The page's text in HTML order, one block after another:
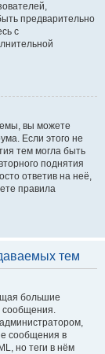
предварительно
с
вы можете
Если этого не
тем могла быть
поднятия
ответив на неё,
правила
тем
большие
сообщения.
сообщения в
но теги в нём